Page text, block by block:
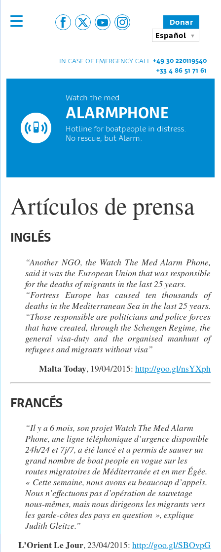
Donar
Español
IN CASE OF EMERGENCY CALL +49 30 220119540
+33 4 86 51 71 61
Watch the med
ALARMPHONE
Hotline for boatpeople in distress.
No rescue, but Alarm.
Artículos de prensa
INGLÉS
“Another NGO, the Watch The Med Alarm Phone,
said it was the European Union that was responsible
for the deaths of migrants in the last 25 years.
“Fortress Europe has caused ten thousands of
deaths in the Mediterranean Sea in the last 25 years.
“Those responsible are politicians and police forces
that have created, through the Schengen Regime, the
general visa-duty and the organised manhunt of
refugees and migrants without visa”
Malta Today, 19/04/2015: http://goo.gl/nsYXph
FRANCÉS
“Il y a 6 mois, son projet Watch The Med Alarm
Phone, une ligne téléphonique d’urgence disponible
24h/24 et 7j/7, a été lancé et a permis de sauver un
grand nombre de boat people en vogue sur les
routes migratoires de Méditerranée et en mer Égée.
« Cette semaine, nous avons eu beaucoup d’appels.
Nous n’effectuons pas d’opération de sauvetage
nous-mêmes, mais nous dirigeons les migrants vers
les garde-côtes des pays en question », explique
Judith Gleitze.”
L’Orient Le Jour, 23/04/2015: http://goo.gl/SBOvpG